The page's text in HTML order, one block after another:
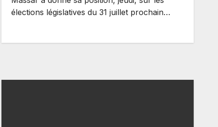
élections législatives du 31 juillet prochain…